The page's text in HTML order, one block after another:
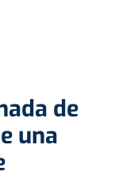
de
una